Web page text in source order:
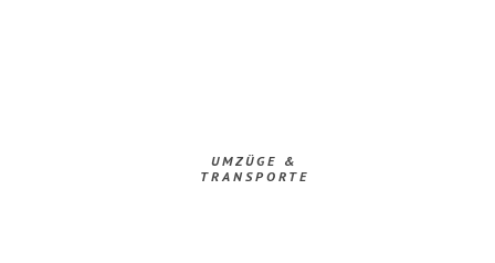
UMZÜGE &
TRANSPORTE